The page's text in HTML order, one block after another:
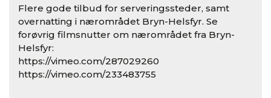
Flere gode tilbud for serveringssteder, samt
overnatting i nærområdet Bryn-Helsfyr. Se
forøvrig filmsnutter om nærområdet fra Bryn-
Helsfyr:
https://vimeo.com/287029260
https://vimeo.com/233483755